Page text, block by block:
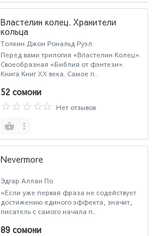
Властелин колец. Хранители
кольца
Толкин Джон Рональд Руэл
Перед вами трилогия «Властелин Колец».
Своеобразная «Библия от фэнтези».
Книга Книг ХХ века. Самое п..
52 сомони
Нет отзывов
Nevermore
Эдгар Аллан По
«Если уже первая фраза не содействует
достижению единого эффекта, значит,
писатель с самого начала п..
89 сомони